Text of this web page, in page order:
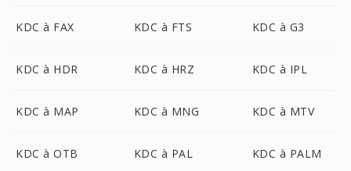
KDC à FAX KDC à FTS KDC à G3
KDC à HDR KDC à HRZ KDC à IPL
KDC à MAP KDC à MNG KDC à MTV
KDC à OTB KDC à PAL KDC à PALM